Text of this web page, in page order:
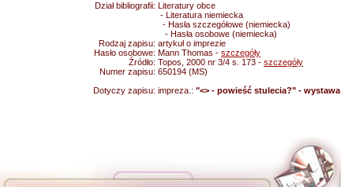
Dział bibliografii: Literatury obce
- Literatura niemiecka
- Hasła szczegółowe (niemiecka)
- Hasła osobowe (niemiecka)
Rodzaj zapisu: artykuł o imprezie
Hasło osobowe: Mann Thomas - szczegóły
Źródło: Topos, 2000 nr 3/4 s. 173 - szczegóły
Numer zapisu: 650194 (MS)
Dotyczy zapisu: impreza.: "<> - powieść stulecia?" - wystawa